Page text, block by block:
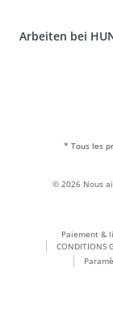
Le cuir est notre
BVB Dortmund
Monde des
Vêtements pour
LOVE
Maldon
Arbeiten bei
* Tous les
Paiement &
CONDITIONS
© 2026 Nous